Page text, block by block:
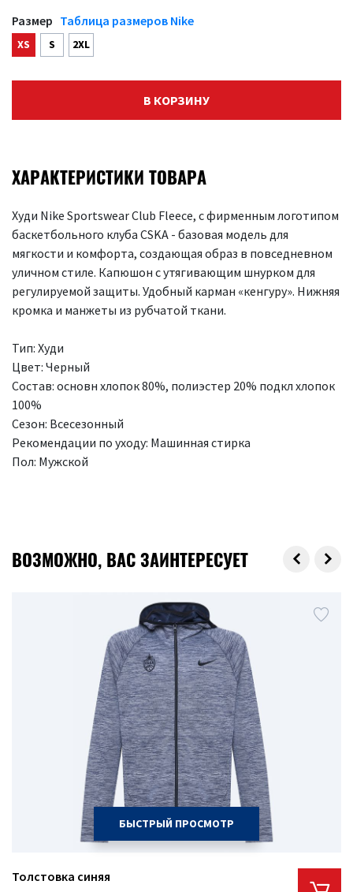
Размер Таблица размеров Nike
XS S 2XL
В КОРЗИНУ
ХАРАКТЕРИСТИКИ ТОВАРА
Худи Nike Sportswear Club Fleece, с фирменным логотипом
баскетбольного клуба CSKA - базовая модель для
мягкости и комфорта, создающая образ в повседневном
уличном стиле. Капюшон с утягивающим шнурком для
регулируемой защиты. Удобный карман «кенгуру». Нижняя
кромка и манжеты из рубчатой ткани.
Тип: Худи
Цвет: Черный
Состав: основн хлопок 80%, полиэстер 20% подкл хлопок
100%
Сезон: Всесезонный
Рекомендации по уходу: Машинная стирка
Пол: Мужской
ВОЗМОЖНО, ВАС ЗАИНТЕРЕСУЕТ
БЫСТРЫЙ ПРОСМОТР
Толстовка синяя